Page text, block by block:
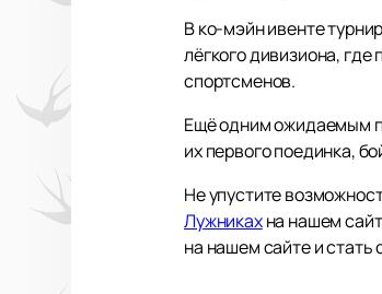
В ко-мэйн ивенте
лёгкого дивизиона,
спортсменов.
Ещё одним ожидаемым
их первого поединка,
Не упустите
Лужникахна нашем
на нашем сайте и стать